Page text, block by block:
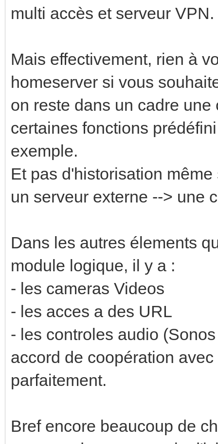
multi accès et serveur VPN.
Mais effectivement, rien à
homeserver si vous
on reste dans un cadre
certaines fonctions
exemple.
Et pas d'historisation
un serveur externe --> une
Dans les autres élements
module logique, il y a :
- les cameras Videos
- les acces a des URL
- les controles audio
accord de coopération
parfaitement.
Bref encore beaucoup de